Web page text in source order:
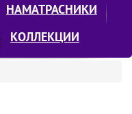
НАМАТРАСНИКИ
КОЛЛЕКЦИИ